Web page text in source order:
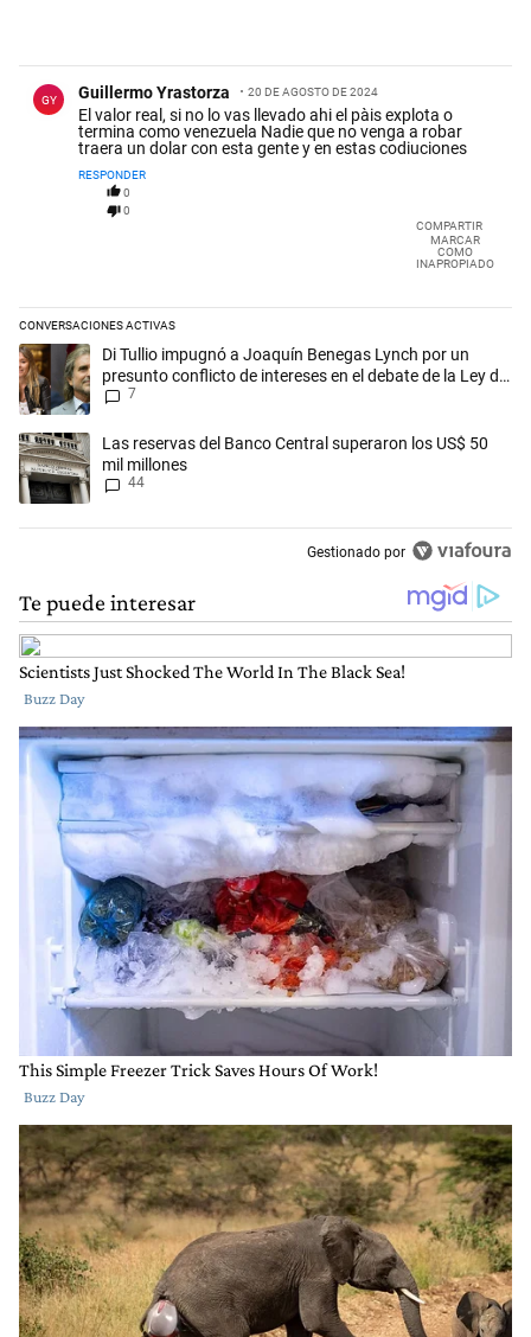
GY Guillermo Yrastorza 20 DE AGOSTO DE 2024
El valor real, si no lo vas llevado ahi el pàis explota o
termina como venezuela Nadie que no venga a robar
traera un dolar con esta gente y en estas codiuciones
RESPONDER
0
0
COMPARTIR
MARCAR
COMO
INAPROPIADO
CONVERSACIONES ACTIVAS
Este listado muestra los artículos con más comentarios en los
Un artículo de tendencia con el título "Di Tullio impugnó a Joaquín
Di Tullio impugnó a Joaquín Benegas Lynch por un
presunto conflicto de intereses en el debate de la Ley de
Tierras
7
Un artículo de tendencia con el título "Las reservas del Banco Central
Las reservas del Banco Central superaron los US$ 50
mil millones
44
Gestionado por